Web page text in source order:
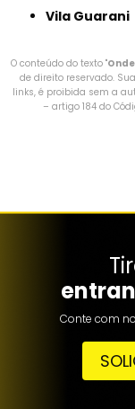
Vila Guarani
O conteúdo do texto "
de direito reservado.
links, é proibida sem a
– artigo 184 do
Conte com